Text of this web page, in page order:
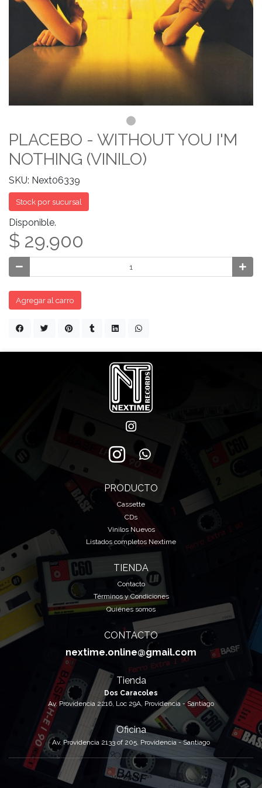
PLACEBO - WITHOUT YOU I'M
NOTHING (VINILO)
SKU: Next06339
Stock por sucursal
Disponible.
$ 29.900
Agregar al carro
PRODUCTO
Cassette
CDs
Vinilos Nuevos
Listados completos Nextime
TIENDA
Contacto
Términos y Condiciones
Quiénes somos
CONTACTO
nextime.online@gmail.com
Tienda
Dos Caracoles
Av. Providencia 2216, Loc 29A, Providencia - Santiago
Oficina
Av. Providencia 2133 of 205, Providencia - Santiago